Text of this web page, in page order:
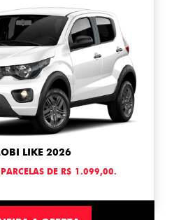
LIKE 2026
DE R$ 1.099,00.